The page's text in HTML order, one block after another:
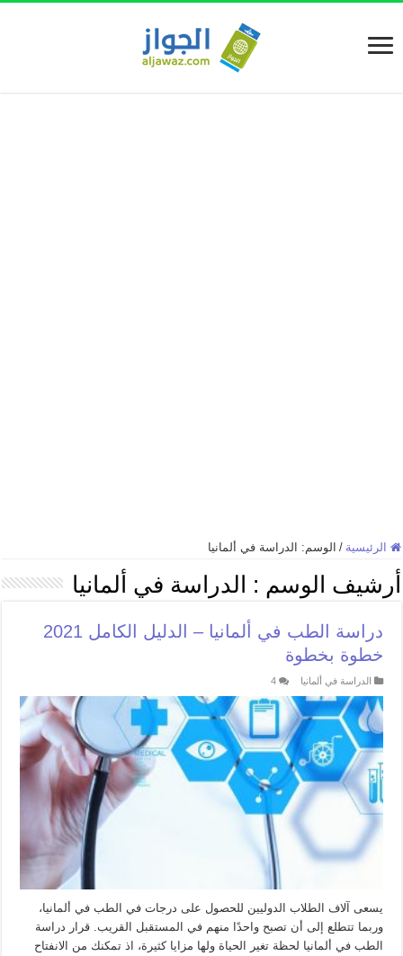
الرئيسية / الوسم: الدراسة في ألمانيا
أرشيف الوسم : الدراسة في ألمانيا
دراسة الطب في ألمانيا – الدليل الكامل 2021
خطوة بخطوة
الدراسة في ألمانيا 4
يسعى آلاف الطلاب الدوليين للحصول على درجات في الطب في ألمانيا،
وربما تتطلع إلى أن تصبح واحدًا منهم في المستقبل القريب. قرار دراسة
الطب في ألمانيا لحظة تغير الحياة ولها مزايا كثيرة، اذ تمكنك من الانفتاح